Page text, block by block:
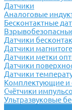
Датчики
Аналоговые
Бесконтактные
Датчики
Датчики
Датчики метки
Датчики
Датчики
Комплектующие и
Счётчики
Ультразвуковые